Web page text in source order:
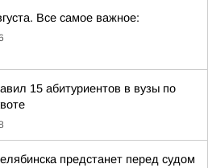
Все самое важное:
15 абитуриентов в вузы по
предстанет перед судом